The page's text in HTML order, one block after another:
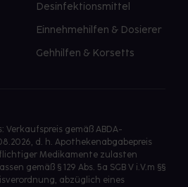
Desinfektionsmittel
Einnehmehilfen & Dosierer
Gehhilfen & Korsetts
Verkaufspreis gemäß ABDA-
d. h. Apothekenabgabepreis
Medikamente zulasten
gemäß § 129 Abs. 5a SGB V i.V.m §§
abzüglich eines